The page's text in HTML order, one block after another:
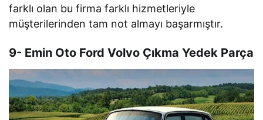
farklı olan bu firma farklı hizmetleriyle
müşterilerinden tam not almayı başarmıştır.
9- Emin Oto Ford Volvo Çıkma Yedek Parça